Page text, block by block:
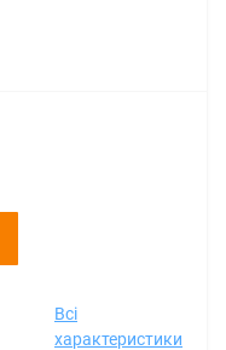
Всі
характеристики